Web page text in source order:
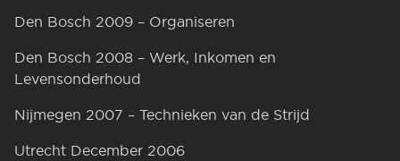
Den Bosch 2009 – Organiseren
Den Bosch 2008 – Werk, Inkomen en
Levensonderhoud
Nijmegen 2007 – Technieken van de Strijd
Utrecht December 2006